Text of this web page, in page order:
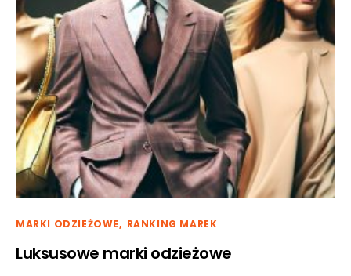
MARKI ODZIEŻOWE RANKING MAREK
Luksusowe marki odzieżowe